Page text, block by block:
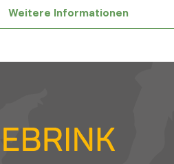
Weitere Informationen